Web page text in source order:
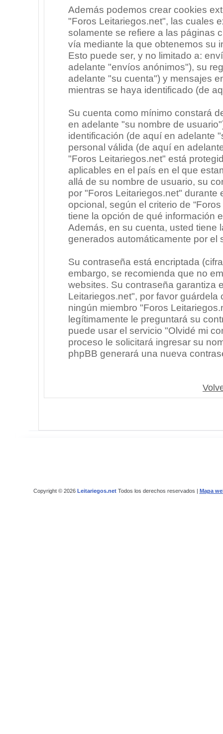
Además podemos crear cookies
"Foros Leitariegos.net", las cuales
solamente se refiere a las páginas
vía mediante la que obtenemos su
Esto puede ser, y no limitado a:
adelante "envíos anónimos"), su
adelante "su cuenta") y mensajes
mientras se haya identificado (de
Su cuenta como mínimo constará
en adelante "su nombre de
identificación (de aquí en adelante
personal válida (de aquí en
"Foros Leitariegos.net" está
aplicables en el país en el que
allá de su nombre de usuario, su
por "Foros Leitariegos.net" durante
opcional, según el criterio de
tiene la opción de qué información
Además, en su cuenta, usted tiene
generados automáticamente por el
Su contraseña está encriptada
embargo, se recomienda que no
websites. Su contraseña garantiza
Leitariegos.net", por favor
ningún miembro "Foros
legítimamente le preguntará su
puede usar el servicio "Olvidé mi
proceso le solicitará ingresar su
phpBB generará una nueva
Copyright © 2026 Leitariegos.netTodos los derechos reservados | Mapa